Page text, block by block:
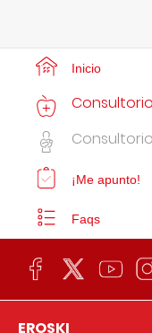
Inicio
¡Me apunto!
Faqs
EROSKI